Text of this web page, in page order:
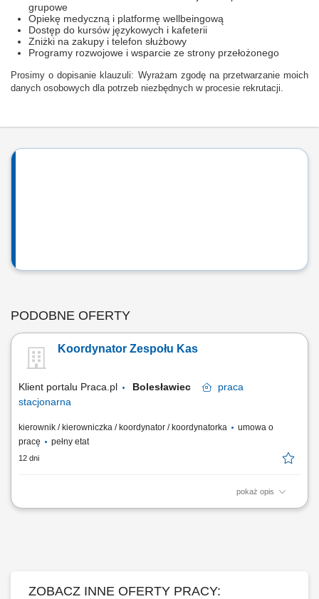
grupowe
Opiekę medyczną i platformę wellbeingową
Dostęp do kursów językowych i kafeterii
Zniżki na zakupy i telefon służbowy
Programy rozwojowe i wsparcie ze strony przełożonego
Prosimy o dopisanie klauzuli: Wyrażam zgodę na przetwarzanie moich
danych osobowych dla potrzeb niezbędnych w procesie rekrutacji.
PODOBNE OFERTY
Koordynator Zespołu Kas
Klient portalu Praca.pl Bolesławiec
praca
stacjonarna
kierownik / kierowniczka / koordynator / koordynatorka
umowa o
pracę
pełny etat
12 dni
pokaż opis
Organizacja pracy zespołu kasowego, w tym planowanie i rozdzielanie
ZOBACZ INNE OFERTY PRACY: